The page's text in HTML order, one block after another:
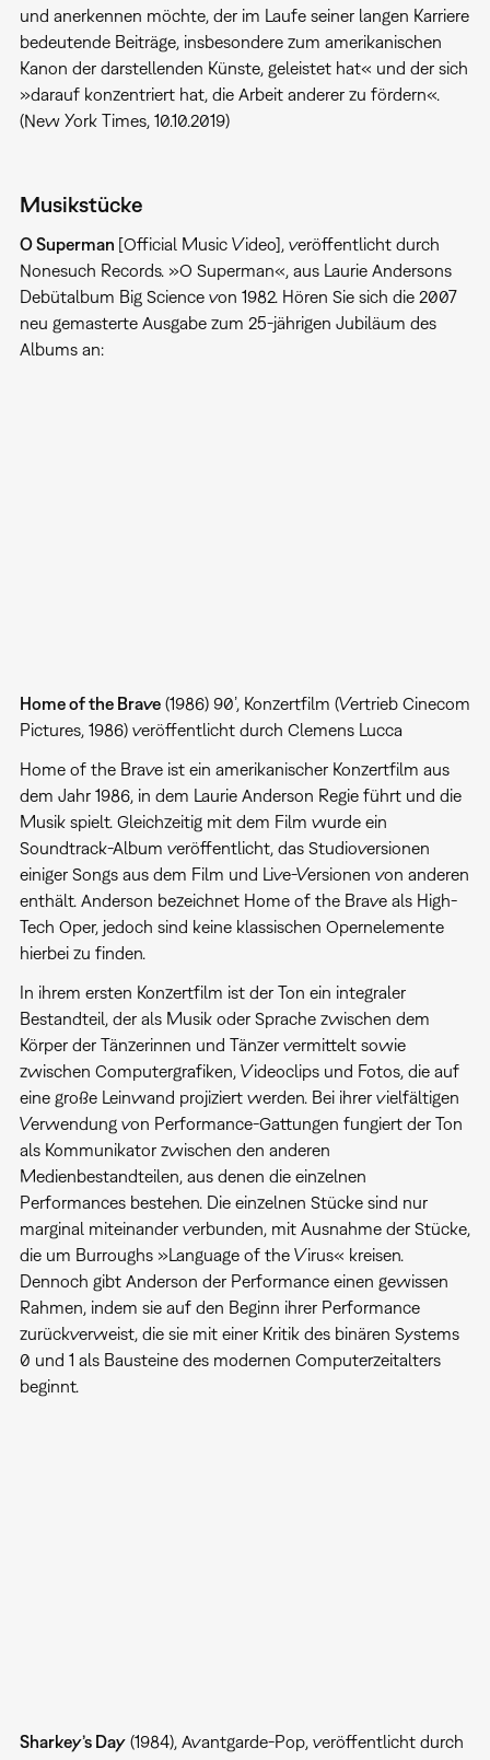
und anerkennen möchte, der im Laufe seiner langen Karriere
bedeutende Beiträge, insbesondere zum amerikanischen
Kanon der darstellenden Künste, geleistet hat« und der sich
»darauf konzentriert hat, die Arbeit anderer zu fördern«.
(New York Times, 10.10.2019)
Musikstücke
O Superman [Official Music Video], veröffentlicht durch
Nonesuch Records. »O Superman«, aus Laurie Andersons
Debütalbum Big Science von 1982. Hören Sie sich die 2007
neu gemasterte Ausgabe zum 25-jährigen Jubiläum des
Albums an:
Home of the Brave(1986) 90’, Konzertfilm (Vertrieb Cinecom
Pictures, 1986) veröffentlicht durch Clemens Lucca
Home of the Brave ist ein amerikanischer Konzertfilm aus
dem Jahr 1986, in dem Laurie Anderson Regie führt und die
Musik spielt. Gleichzeitig mit dem Film wurde ein
Soundtrack-Album veröffentlicht, das Studioversionen
einiger Songs aus dem Film und Live-Versionen von anderen
enthält. Anderson bezeichnet Home of the Brave als High-
Tech Oper, jedoch sind keine klassischen Opernelemente
hierbei zu finden.
In ihrem ersten Konzertfilm ist der Ton ein integraler
Bestandteil, der als Musik oder Sprache zwischen dem
Körper der Tänzerinnen und Tänzer vermittelt sowie
zwischen Computergrafiken, Videoclips und Fotos, die auf
eine große Leinwand projiziert werden. Bei ihrer vielfältigen
Verwendung von Performance-Gattungen fungiert der Ton
als Kommunikator zwischen den anderen
Medienbestandteilen, aus denen die einzelnen
Performances bestehen. Die einzelnen Stücke sind nur
marginal miteinander verbunden, mit Ausnahme der Stücke,
die um Burroughs »Language of the Virus« kreisen.
Dennoch gibt Anderson der Performance einen gewissen
Rahmen, indem sie auf den Beginn ihrer Performance
zurückverweist, die sie mit einer Kritik des binären Systems
0 und 1 als Bausteine des modernen Computerzeitalters
beginnt.
Sharkey’s Day(1984), Avantgarde-Pop, veröffentlicht durch